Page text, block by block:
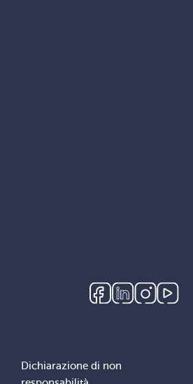
Dichiarazione di non